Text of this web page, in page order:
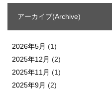
アーカイブ(Archive)
2026年5月 (1)
2025年12月 (2)
2025年11月 (1)
2025年9月 (2)